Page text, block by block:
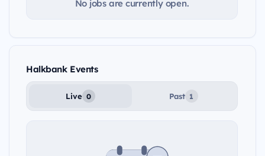
No jobs are currently open.
Halkbank Events
Live 0 Past 1